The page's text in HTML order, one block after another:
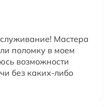
Мастера
поломку в моем
возможности
без каких-либо